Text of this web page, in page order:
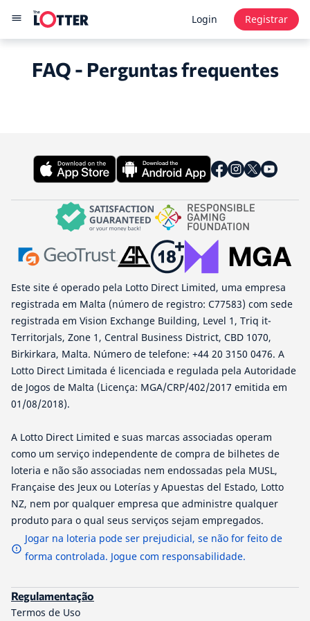
Login Registrar
FAQ - Perguntas frequentes
Este site é operado pela Lotto Direct Limited, uma empresa
registrada em Malta (número de registro: C77583) com sede
registrada em Vision Exchange Building, Level 1, Triq it-
Territorjals, Zone 1, Central Business District, CBD 1070,
Birkirkara, Malta. Número de telefone: +44 20 3150 0476. A
Lotto Direct Limitada é licenciada e regulada pela Autoridade
de Jogos de Malta (Licença: MGA/CRP/402/2017 emitida em
01/08/2018).
A Lotto Direct Limited e suas marcas associadas operam
como um serviço independente de compra de bilhetes de
loteria e não são associadas nem endossadas pela MUSL,
Française des Jeux ou Loterías y Apuestas del Estado, Lotto
NZ, nem por qualquer empresa que administre qualquer
produto para o qual seus serviços sejam empregados.
Jogar na loteria pode ser prejudicial, se não for feito de
forma controlada. Jogue com responsabilidade.
Regulamentação
Termos de Uso